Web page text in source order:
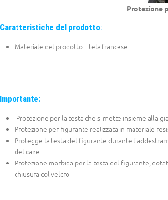
Protezione
Caratteristiche del prodotto:
Materiale del prodotto – tela francese
Importante:
Protezione per la testa che si mette insieme alla
Protezione per figurante realizzata in materiale
Protegge la testa del figurante durante
del cane
Protezione morbida per la testa del figurante,
chiusura col velcro